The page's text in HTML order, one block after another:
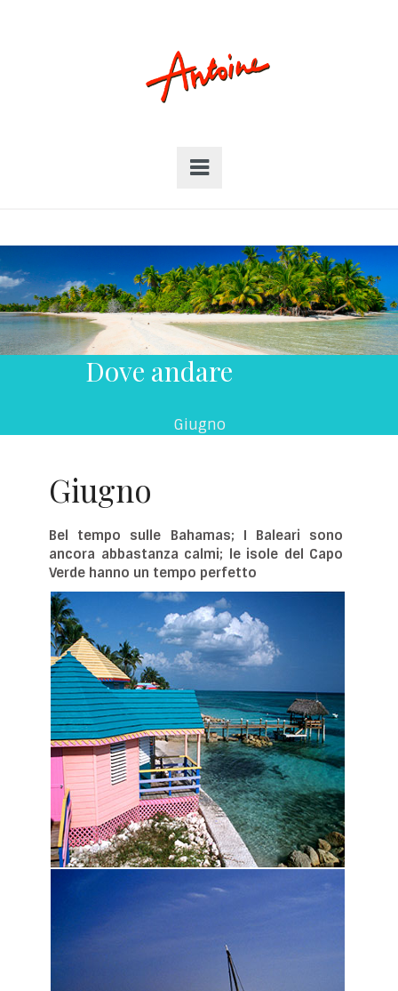
Dove andare
Giugno
Giugno
Bel tempo sulle Bahamas; I Baleari sono
ancora abbastanza calmi; le isole del Capo
Verde hanno un tempo perfetto